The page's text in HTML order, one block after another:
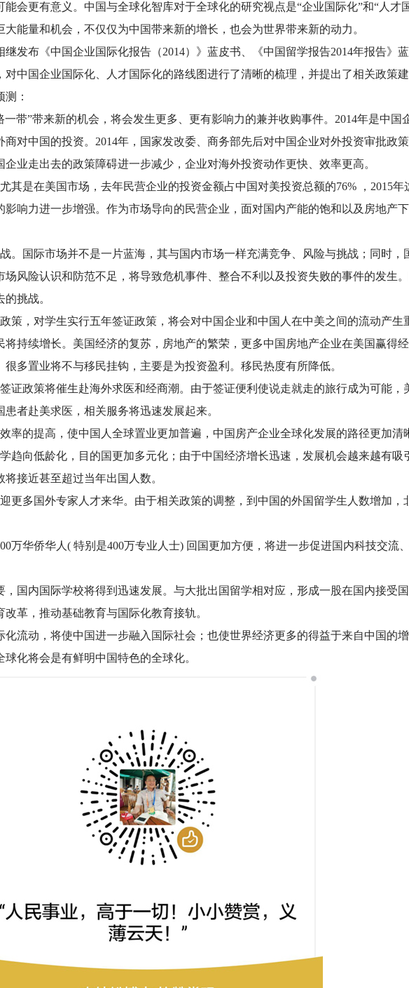
会更有意义。中国与全球化智库对于全球化的研究视点是“企业国际化”和“人才
能量和机会，不仅仅为中国带来新的增长，也会为世界带来新的动力。
发布《中国企业国际化报告（2014）》蓝皮书、《中国留学报告2014年报告》
对中国企业国际化、人才国际化的路线图进行了清晰的梳理，并提出了相关政策
：
带”带来新的机会，将会发生更多、更有影响力的兼并收购事件。2014年是中国
对中国的投资。2014年，国家发改委、商务部先后对中国企业对外投资审批政策
业走出去的政策障碍进一步减少，企业对海外投资动作更快、效率更高。
其是在美国市场，去年民营企业的投资金额占中国对美投资总额的76% ，2015年
响力进一步增强。作为市场导向的民营企业，面对国内产能的饱和以及房地产
。国际市场并不是一片蓝海，其与国内市场一样充满竞争、风险与挑战；同时，
场风险认识和防范不足，将导致危机事件、整合不利以及投资失败的事件的发生
挑战。
策，对学生实行五年签证政策，将会对中国企业和中国人在中美之间的流动产生
持续增长。美国经济的复苏，房地产的繁荣，更多中国房地产企业在美国赢得
多置业将不与移民挂钩，主要是为投资盈利。移民热度有所降低。
证政策将催生赴海外求医和经商潮。由于签证便利使说走就走的旅行成为可能，
者赴美求医，相关服务将迅速发展起来。
率的提高，使中国人全球置业更加普遍，中国房产企业全球化发展的路径更加清
趋向低龄化，目的国更加多元化；由于中国经济增长迅速，发展机会越来越有吸
接近甚至超过当年出国人数。
更多国外专家人才来华。由于相关政策的调整，到中国的外国留学生人数增加，
万华侨华人( 特别是400万专业人士) 回国更加方便，将进一步促进国内科技交流、
，国内国际学校将得到迅速发展。与大批出国留学相对应，形成一股在国内接受
革，推动基础教育与国际化教育接轨。
流动，将使中国进一步融入国际社会；也使世界经济更多的得益于来自中国的
化将会是有鲜明中国特色的全球化。